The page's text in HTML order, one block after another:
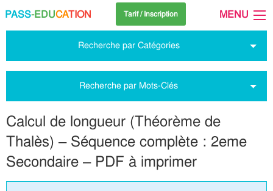
PASS-EDUCATION Tarif / Inscription MENU
Recherche par Catégories
Recherche par Mots-Clés
Calcul de longueur (Théorème de
Thalès) – Séquence complète : 2eme
Secondaire – PDF à imprimer